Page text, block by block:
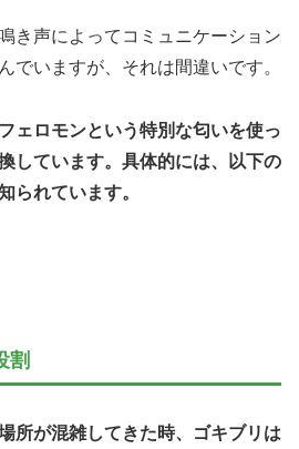
き声によってコミュニケーション
でいますが、それは間違いです。
ェロモンという特別な匂いを使っ
しています。具体的には、以下の
られています。
割
所が混雑してきた時、ゴキブリは